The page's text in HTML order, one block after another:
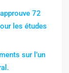
72
les études
sur l’un